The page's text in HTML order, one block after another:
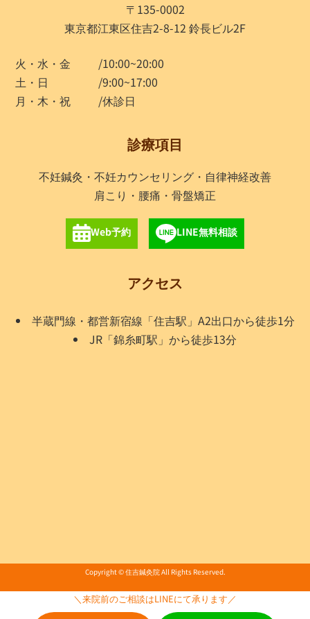
＼来院前のご相談はLINEにて承ります／
〒135-0002
東京都江東区住吉2-8-12 鈴長ビル2F
火・水・金
/10:00~20:00
土・日
/9:00~17:00
月・木・祝
/休診日
診療項目
不妊鍼灸・不妊カウンセリング・自律神経改善
肩こり・腰痛・骨盤矯正
Web予約 LINE無料相談
アクセス
半蔵門線・都営新宿線「住吉駅」A2出口から徒歩1分
JR「錦糸町駅」から徒歩13分
Copyright © 住吉鍼灸院 All Rights Reserved.